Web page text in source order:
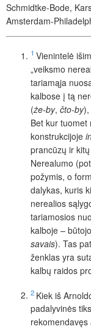
Schmidtke-Bode,
Amsterdam-
1 Vienintelė
„veiksmo
tariamąja
kalbose į tą
(że-by, čto-by),
Bet kur tuomet
konstrukcijoje
prancūzų ir
Nerealumo
požymis, o
dalykas, kuris
nerealios
tariamosios
kalboje –
savais). Tas
ženklas yra
kalbų raidos
2 Kiek iš
padalyvinės